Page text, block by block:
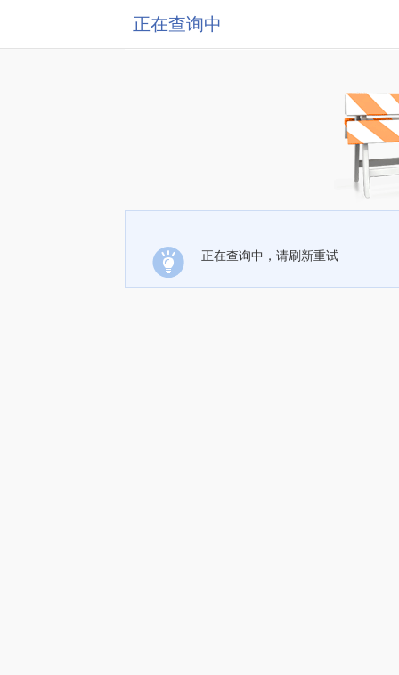
正在查询中
正在查询中，请刷新重试